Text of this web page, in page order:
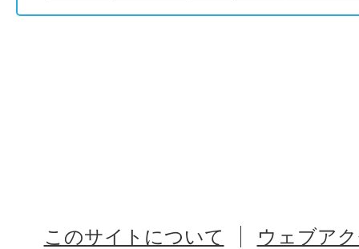
このサイトについて
ウェブア